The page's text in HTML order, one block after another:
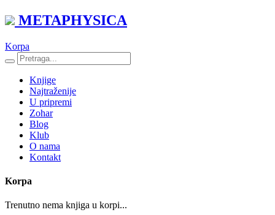
METAPHYSICA
Korpa
Knjige
Najtraženije
U pripremi
Zohar
Blog
Klub
O nama
Kontakt
Korpa
Trenutno nema knjiga u korpi...